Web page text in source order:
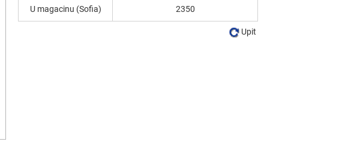
U magacinu (Sofia) 2350
Upit